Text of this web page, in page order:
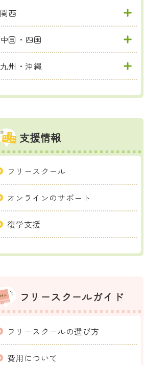
関西
中国・四国
九州・沖縄
支援情報
フリースクール
オンラインのサポート
復学支援
フリースクールガイド
フリースクールの選び方
費用について